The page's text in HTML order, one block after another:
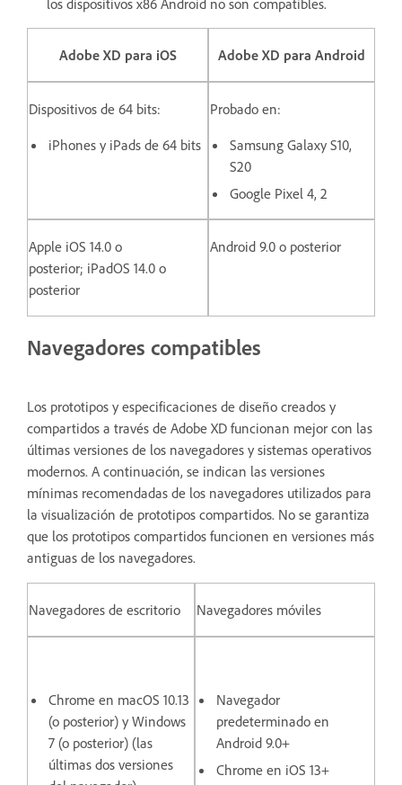
Adobe XD para iOS Adobe XD para Android
Dispositivos de 64 bits:
iPhones y iPads de 64 bits
Probado en:
Samsung Galaxy S10,
S20
Google Pixel 4, 2
Apple iOS 14.0 o
posterior; iPadOS 14.0 o
posterior
Android 9.0 o posterior
Navegadores compatibles
Los prototipos y especificaciones de diseño creados y
compartidos a través de Adobe XD funcionan mejor con las
últimas versiones de los navegadores y sistemas operativos
modernos. A continuación, se indican las versiones
mínimas recomendadas de los navegadores utilizados para
la visualización de prototipos compartidos. No se garantiza
que los prototipos compartidos funcionen en versiones más
antiguas de los navegadores.
Navegadores de escritorio Navegadores móviles
Chrome en macOS 10.13
(o posterior) y Windows
7 (o posterior) (las
últimas dos versiones
Navegador
predeterminado en
Android 9.0+
Chrome en iOS 13+